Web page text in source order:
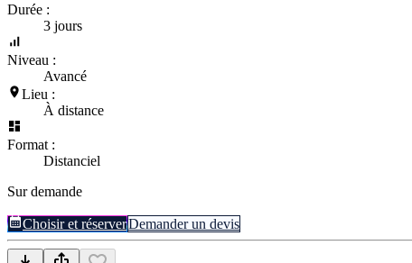
Durée :
3 jours
Niveau :
Avancé
Lieu :
À distance
Format :
Distanciel
Sur demande
Choisir et réserverDemander un devis